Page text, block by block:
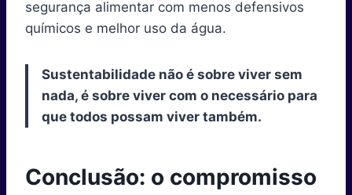
segurança alimentar com menos defensivos
químicos e melhor uso da água.
Sustentabilidade não é sobre viver sem
nada, é sobre viver com o necessário para
que todos possam viver também.
Conclusão: o compromisso